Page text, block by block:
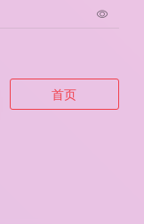
首页